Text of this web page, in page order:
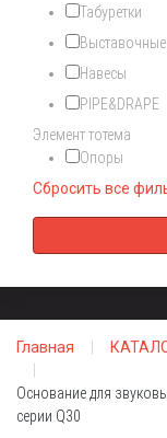
Табуретки
Выставочные
Навесы
PIPE&DRAPE
Элемент тотема
Опоры
Сбросить все
Главная
Основание для
серии Q30